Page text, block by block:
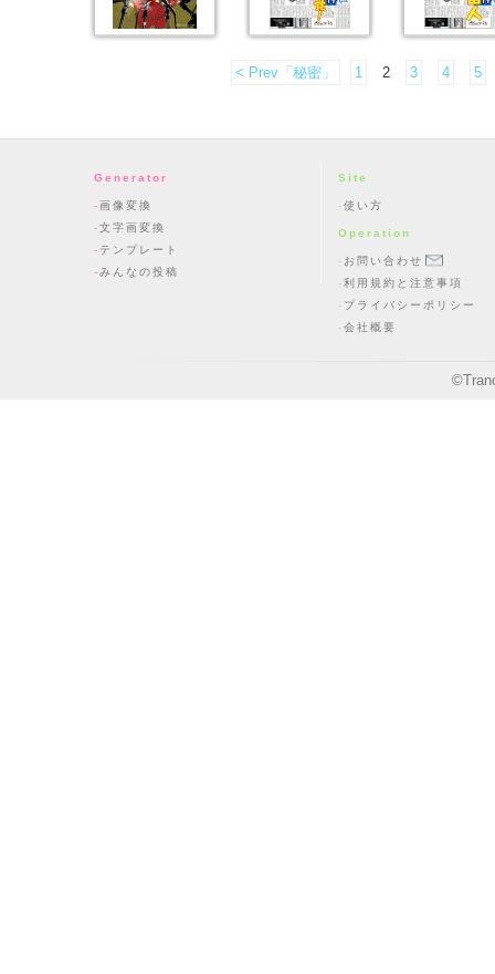
< Prev「秘密」 1 2 3 4 5
Generator
画像変換
文字画変換
テンプレート
みんなの投稿
Site
使い方
Operation
お問い合わせ
利用規約と注意事項
プライバシーポリシー
会社概要
©